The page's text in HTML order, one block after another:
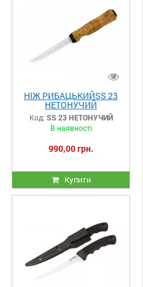
НІЖ РИБАЦЬКИЙSS 23
НЕТОНУЧИЙ
Код: SS 23 НЕТОНУЧИЙ
В наявності
990,00 грн.
Купити